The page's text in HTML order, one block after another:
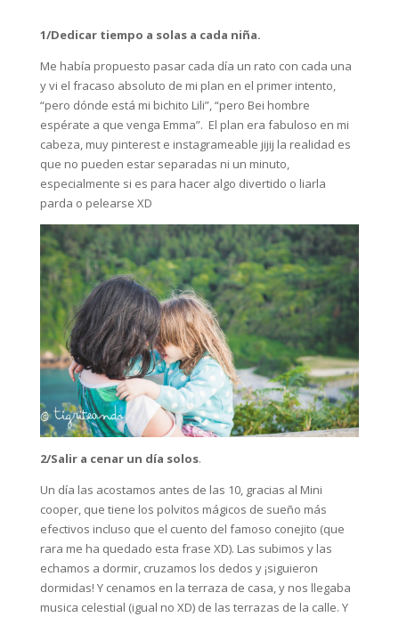
1/Dedicar tiempo a solas a cada niña.
Me había propuesto pasar cada día un rato con cada una
y vi el fracaso absoluto de mi plan en el primer intento,
“pero dónde está mi bichito Lili”, “pero Bei hombre
espérate a que venga Emma”. El plan era fabuloso en mi
cabeza, muy pinterest e instagrameable jijij la realidad es
que no pueden estar separadas ni un minuto,
especialmente si es para hacer algo divertido o liarla
parda o pelearse XD
2/Salir a cenar un día solos.
Un día las acostamos antes de las 10, gracias al Mini
cooper, que tiene los polvitos mágicos de sueño más
efectivos incluso que el cuento del famoso conejito (que
rara me ha quedado esta frase XD). Las subimos y las
echamos a dormir, cruzamos los dedos y ¡siguieron
dormidas! Y cenamos en la terraza de casa, y nos llegaba
musica celestial (igual no XD) de las terrazas de la calle. Y